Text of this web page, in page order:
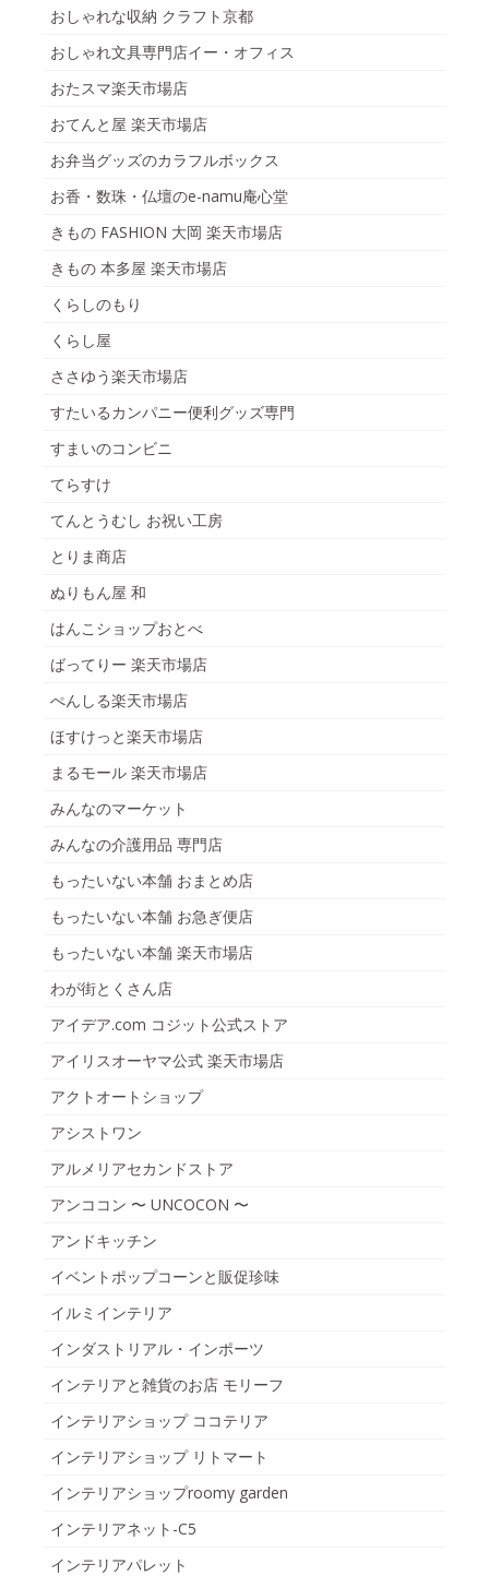
おしゃれな収納 クラフト京都
おしゃれ文具専門店イー・オフィス
おたスマ楽天市場店
おてんと屋 楽天市場店
お弁当グッズのカラフルボックス
お香・数珠・仏壇のe-namu庵心堂
きもの FASHION 大岡 楽天市場店
きもの 本多屋 楽天市場店
くらしのもり
くらし屋
ささゆう楽天市場店
すたいるカンパニー便利グッズ専門
すまいのコンビニ
てらすけ
てんとうむし お祝い工房
とりま商店
ぬりもん屋 和
はんこショップおとべ
ばってりー 楽天市場店
ぺんしる楽天市場店
ほすけっと楽天市場店
まるモール 楽天市場店
みんなのマーケット
みんなの介護用品 専門店
もったいない本舗 おまとめ店
もったいない本舗 お急ぎ便店
もったいない本舗 楽天市場店
わが街とくさん店
アイデア.com コジット公式ストア
アイリスオーヤマ公式 楽天市場店
アクトオートショップ
アシストワン
アルメリアセカンドストア
アンココン 〜 UNCOCON 〜
アンドキッチン
イベントポップコーンと販促珍味
イルミインテリア
インダストリアル・インポーツ
インテリアと雑貨のお店 モリーフ
インテリアショップ ココテリア
インテリアショップ リトマート
インテリアショップroomy garden
インテリアネット-C5
インテリアパレット